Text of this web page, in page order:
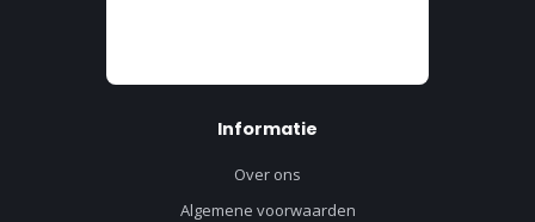
Informatie
Over ons
Algemene voorwaarden